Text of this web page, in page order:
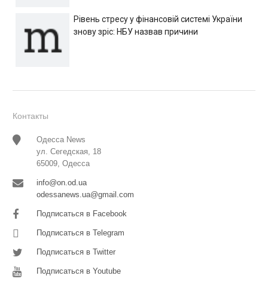
Рівень стресу у фінансовій системі України
знову зріс: НБУ назвав причини
Контакты
Одесса News
ул. Сегедская, 18
65009, Одесса
info@on.od.ua
odessanews.ua@gmail.com
Подписаться в Facebook
Подписаться в Telegram
Подписаться в Twitter
Подписаться в Youtube